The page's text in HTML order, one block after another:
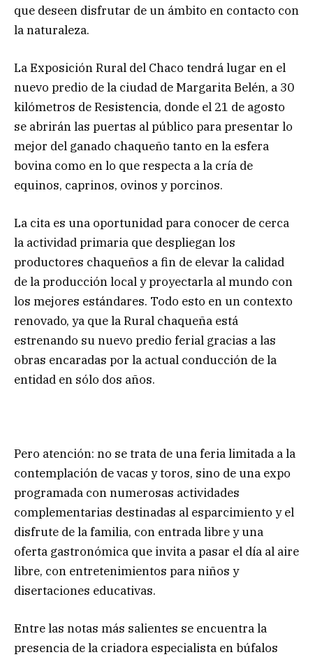
que deseen disfrutar de un ámbito en contacto con
la naturaleza.
La Exposición Rural del Chaco tendrá lugar en el
nuevo predio de la ciudad de Margarita Belén, a 30
kilómetros de Resistencia, donde el 21 de agosto
se abrirán las puertas al público para presentar lo
mejor del ganado chaqueño tanto en la esfera
bovina como en lo que respecta a la cría de
equinos, caprinos, ovinos y porcinos.
La cita es una oportunidad para conocer de cerca
la actividad primaria que despliegan los
productores chaqueños a fin de elevar la calidad
de la producción local y proyectarla al mundo con
los mejores estándares. Todo esto en un contexto
renovado, ya que la Rural chaqueña está
estrenando su nuevo predio ferial gracias a las
obras encaradas por la actual conducción de la
entidad en sólo dos años.
Pero atención: no se trata de una feria limitada a la
contemplación de vacas y toros, sino de una expo
programada con numerosas actividades
complementarias destinadas al esparcimiento y el
disfrute de la familia, con entrada libre y una
oferta gastronómica que invita a pasar el día al aire
libre, con entretenimientos para niños y
disertaciones educativas.
Entre las notas más salientes se encuentra la
presencia de la criadora especialista en búfalos